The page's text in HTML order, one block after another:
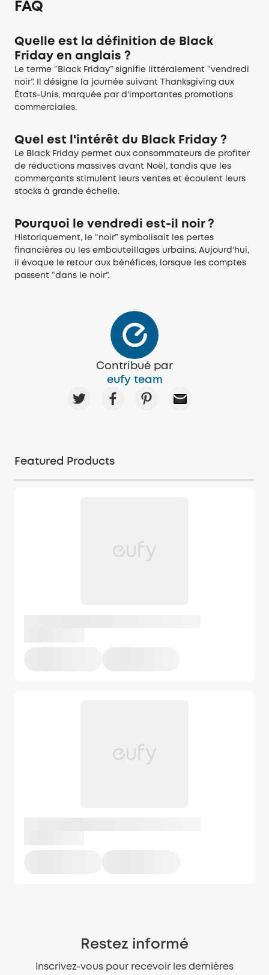
FAQ
Quelle est la définition de Black
Friday en anglais ?
Le terme “Black Friday” signifie littéralement “vendredi
noir”. Il désigne la journée suivant Thanksgiving aux
États-Unis, marquée par d'importantes promotions
commerciales.
Quel est l'intérêt du Black Friday ?
Le Black Friday permet aux consommateurs de profiter
de réductions massives avant Noël, tandis que les
commerçants stimulent leurs ventes et écoulent leurs
stocks à grande échelle.
Pourquoi le vendredi est-il noir ?
Historiquement, le “noir” symbolisait les pertes
financières ou les embouteillages urbains. Aujourd'hui,
il évoque le retour aux bénéfices, lorsque les comptes
passent “dans le noir”.
Contribué par
eufy team
Featured Products
Restez informé
Inscrivez-vous pour recevoir les dernières